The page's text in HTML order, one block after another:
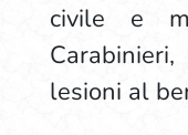
civile e
lesioni al